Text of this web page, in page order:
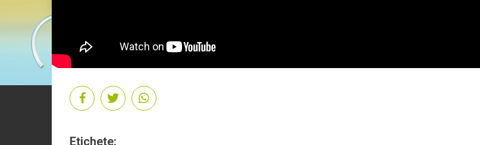
Etichete: